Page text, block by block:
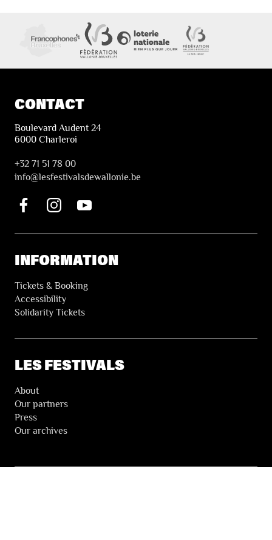
CONTACT
Boulevard Audent 24
6000 Charleroi
+32 71 51 78 00
info@lesfestivalsdewallonie.be
INFORMATION
Tickets & Booking
Accessibility
Solidarity Tickets
LES FESTIVALS
About
Our partners
Press
Our archives